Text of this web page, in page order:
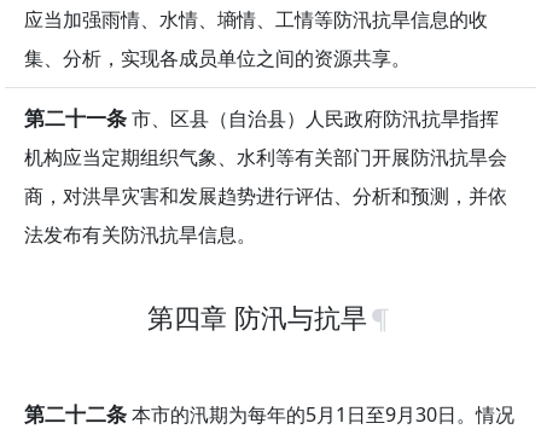
应当加强雨情、水情、墒情、工情等防汛抗旱信息的收
集、分析，实现各成员单位之间的资源共享。
第二十一条市、区县（自治县）人民政府防汛抗旱指挥
机构应当定期组织气象、水利等有关部门开展防汛抗旱会
商，对洪旱灾害和发展趋势进行评估、分析和预测，并依
法发布有关防汛抗旱信息。
第四章 防汛与抗旱
第二十二条本市的汛期为每年的5月1日至9月30日。情况